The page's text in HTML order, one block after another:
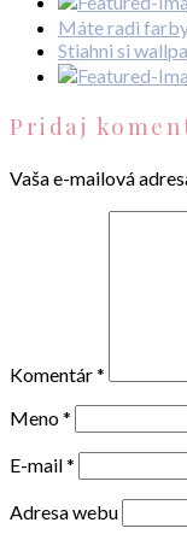
Máte radi
Stiahni si
Pridaj
Vaša e-mailová
Komentár*
Meno*
E-mail*
Adresa webu